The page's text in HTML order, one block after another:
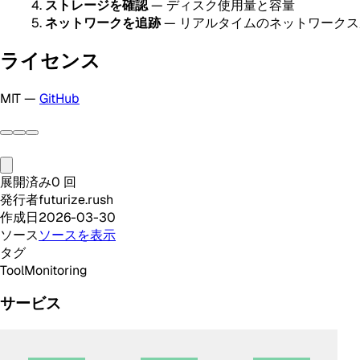
ストレージを確認— ディスク使用量と容量
ネットワークを追跡— リアルタイムのネットワークス
ライセンス
MIT — GitHub
展開済み0 回
発行者futurize.rush
作成日2026-03-30
ソースソースを表示
タグ
ToolMonitoring
サービス